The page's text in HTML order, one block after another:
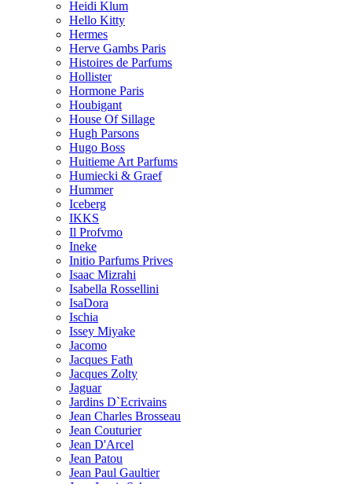
Heidi Klum
Hello Kitty
Hermes
Herve Gambs Paris
Histoires de Parfums
Hollister
Hormone Paris
Houbigant
House Of Sillage
Hugh Parsons
Hugo Boss
Huitieme Art Parfums
Humiecki & Graef
Hummer
Iceberg
IKKS
Il Profvmo
Ineke
Initio Parfums Prives
Isaac Mizrahi
Isabella Rossellini
IsaDora
Ischia
Issey Miyake
Jacomo
Jacques Fath
Jacques Zolty
Jaguar
Jardins D`Ecrivains
Jean Charles Brosseau
Jean Couturier
Jean D'Arcel
Jean Patou
Jean Paul Gaultier